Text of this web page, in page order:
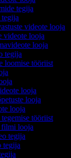
tegija
tegija
videote looja
videote looja
looja
tegija
loomise tööriist
looja
looja
looja
tööriist
filmi looja
tegija
tegija